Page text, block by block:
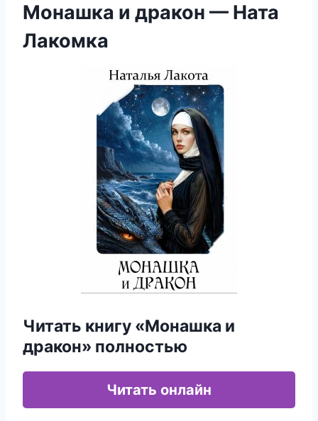
Монашка и дракон — Ната
Лакомка
Читать книгу «Монашка и
дракон» полностью
Читать онлайн